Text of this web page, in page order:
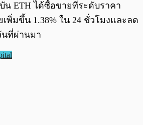
น ETH ได้ซื้อขายที่ระดับราคา
เพิ่มขึ้น 1.38% ใน 24 ชั่วโมงและลด
นที่ผ่านมา